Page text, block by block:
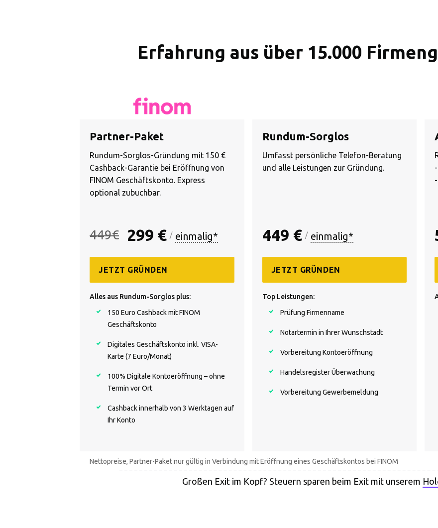
Erfahrung aus über 15.000
Partner-Paket
Rundum-Sorglos-Gründung mit 150 €
Cashback-Garantie bei Eröffnung von
FINOM Geschäftskonto. Express
optional zubuchbar.
449€ 299 € / einmalig*
JETZT GRÜNDEN
Alles aus Rundum-Sorglos plus:
150 Euro Cashback mit FINOM
Geschäftskonto
Digitales Geschäftskonto inkl. VISA-
Karte (7 Euro/Monat)
100% Digitale Kontoeröffnung – ohne
Termin vor Ort
Cashback innerhalb von 3 Werktagen auf
Ihr Konto
Rundum-Sorglos
Umfasst persönliche Telefon-Beratung
und alle Leistungen zur Gründung.
449 € / einmalig*
JETZT GRÜNDEN
Top Leistungen:
Prüfung Firmenname
Notartermin in Ihrer Wunschstadt
Vorbereitung Kontoeröffnung
Handelsregister Überwachung
Vorbereitung Gewerbemeldung
Nettopreise, Partner-Paket nur gültig in Verbindung mit Eröffnung eines Geschäftskontos bei FINOM
Großen Exit im Kopf? Steuern sparen beim Exit mit unserem